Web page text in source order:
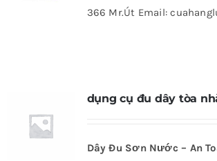
366 Mr.Út Email:
dụng cụ đu dây tòa
Dây Đu Sơn Nước – An